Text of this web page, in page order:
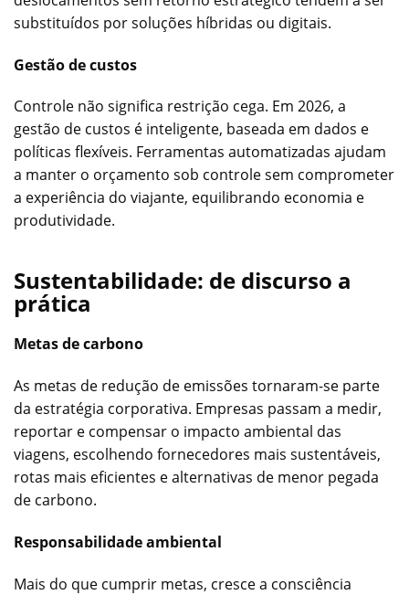
substituídos por soluções híbridas ou digitais.
Gestão de custos
Controle não significa restrição cega. Em 2026, a
gestão de custos é inteligente, baseada em dados e
políticas flexíveis. Ferramentas automatizadas ajudam
a manter o orçamento sob controle sem comprometer
a experiência do viajante, equilibrando economia e
produtividade.
Sustentabilidade: de discurso a
prática
Metas de carbono
As metas de redução de emissões tornaram-se parte
da estratégia corporativa. Empresas passam a medir,
reportar e compensar o impacto ambiental das
viagens, escolhendo fornecedores mais sustentáveis,
rotas mais eficientes e alternativas de menor pegada
de carbono.
Responsabilidade ambiental
Mais do que cumprir metas, cresce a consciência